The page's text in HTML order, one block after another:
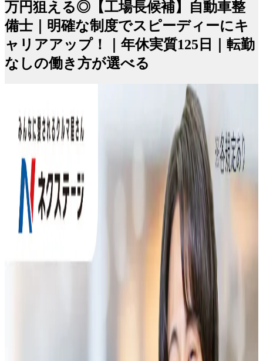
万円狙える◎【工場長候補】自動車整
備士｜明確な制度でスピーディーにキ
ャリアアップ！｜年休実質125日｜転勤
なしの働き方が選べる